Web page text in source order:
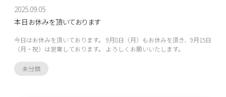
2025.09.05
本日お休みを頂いております
今日はお休みを頂いております。 9月8日（月）もお休みを頂き、9月15日
（月・祝）は営業しております。 よろしくお願いいたします。
未分類